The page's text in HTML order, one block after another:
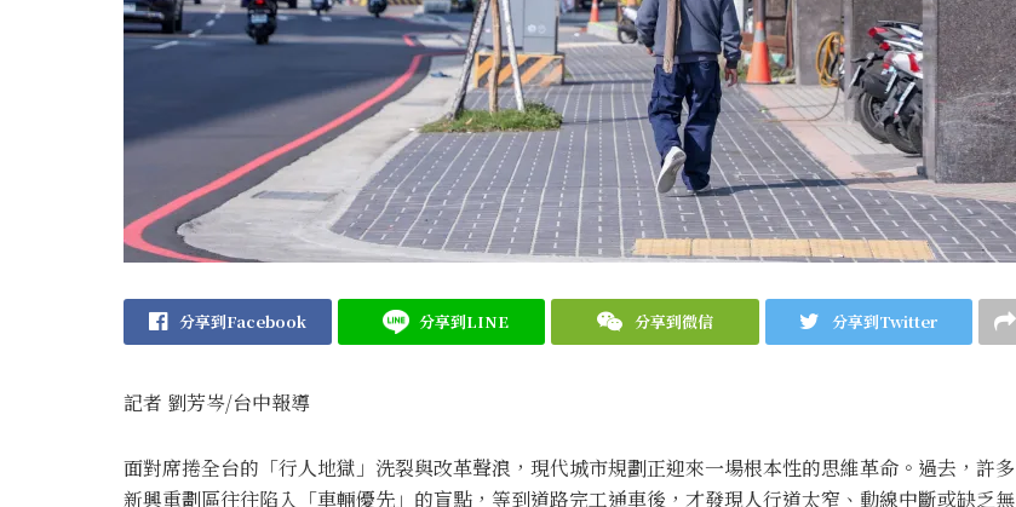
分享到Facebook 分享到LINE 分享到微信 分享到Twitter
記者 劉芳岑/台中報導
面對席捲全台的「行人地獄」洗裂與改革聲浪，現代城市規劃正迎來一場根本性的思維革命。過去，許多
新興重劃區往往陷入「車輛優先」的盲點，等到道路完工通車後，才發現人行道太窄、動線中斷或缺乏無